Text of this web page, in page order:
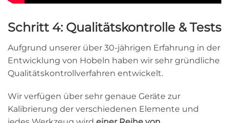
Schritt 4: Qualitätskontrolle & Tests
Aufgrund unserer über 30-jährigen Erfahrung in der
Entwicklung von Hobeln haben wir sehr gründliche
Qualitätskontrollverfahren entwickelt.
Wir verfügen über sehr genaue Geräte zur
Kalibrierung der verschiedenen Elemente und